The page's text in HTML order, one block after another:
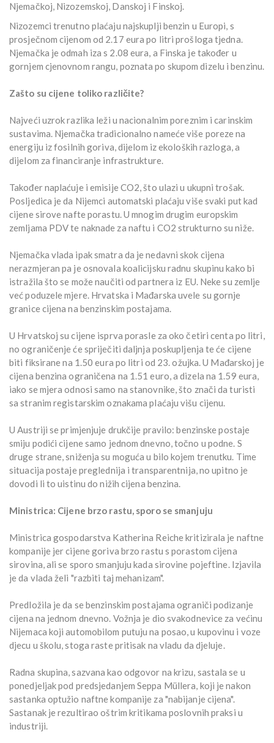
Njemačkoj, Nizozemskoj, Danskoj i Finskoj.
Nizozemci trenutno plaćaju najskuplji benzin u Europi, s
prosječnom cijenom od 2.17 eura po litri prošloga tjedna.
Njemačka je odmah iza s 2.08 eura, a Finska je također u
gornjem cjenovnom rangu, poznata po skupom dizelu i benzinu.
Zašto su cijene toliko različite?
Najveći uzrok razlika leži u nacionalnim poreznim i carinskim
sustavima. Njemačka tradicionalno nameće više poreze na
energiju iz fosilnih goriva, dijelom iz ekoloških razloga, a
dijelom za financiranje infrastrukture.
Također naplaćuje i emisije CO2, što ulazi u ukupni trošak.
Posljedica je da Nijemci automatski plaćaju više svaki put kad
cijene sirove nafte porastu. U mnogim drugim europskim
zemljama PDV te naknade za naftu i CO2 strukturno su niže.
Njemačka vlada ipak smatra da je nedavni skok cijena
nerazmjeran pa je osnovala koalicijsku radnu skupinu kako bi
istražila što se može naučiti od partnera iz EU. Neke su zemlje
već poduzele mjere. Hrvatska i Mađarska uvele su gornje
granice cijena na benzinskim postajama.
U Hrvatskoj su cijene isprva porasle za oko četiri centa po litri,
no ograničenje će spriječiti daljnja poskupljenja te će cijene
biti fiksirane na 1.50 eura po litri od 23. ožujka. U Mađarskoj je
cijena benzina ograničena na 1.51 euro, a dizela na 1.59 eura,
iako se mjera odnosi samo na stanovnike, što znači da turisti
sa stranim registarskim oznakama plaćaju višu cijenu.
U Austriji se primjenjuje drukčije pravilo: benzinske postaje
smiju podići cijene samo jednom dnevno, točno u podne. S
druge strane, sniženja su moguća u bilo kojem trenutku. Time
situacija postaje preglednija i transparentnija, no upitno je
dovodi li to uistinu do nižih cijena benzina.
Ministrica: Cijene brzo rastu, sporo se smanjuju
Ministrica gospodarstva Katherina Reiche kritizirala je naftne
kompanije jer cijene goriva brzo rastu s porastom cijena
sirovina, ali se sporo smanjuju kada sirovine pojeftine. Izjavila
je da vlada želi "razbiti taj mehanizam".
Predložila je da se benzinskim postajama ograniči podizanje
cijena na jednom dnevno. Vožnja je dio svakodnevice za većinu
Nijemaca koji automobilom putuju na posao, u kupovinu i voze
djecu u školu, stoga raste pritisak na vladu da djeluje.
Radna skupina, sazvana kao odgovor na krizu, sastala se u
ponedjeljak pod predsjedanjem Seppa Müllera, koji je nakon
sastanka optužio naftne kompanije za "nabijanje cijena".
Sastanak je rezultirao oštrim kritikama poslovnih praksi u
industriji.